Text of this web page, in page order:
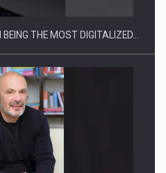
THE MOST DIGITALIZED…